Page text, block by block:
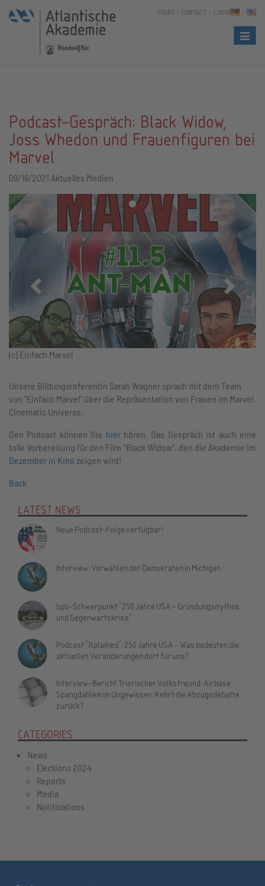
START CONTACT LOGIN
Podcast-Gespräch: Black Widow,
Joss Whedon und Frauenfiguren bei
Marvel
09/16/2021 Aktuelles Medien
(c) Einfach Marvel
Zurück Vor
Unsere Bildungsreferentin Sarah Wagner sprach mit dem Team
von "Einfach Marvel" über die Repräsentation von Frauen im Marvel
Cinematic Universe.
Den Podcast können Sie hierhören. Das Gespräch ist auch eine
tolle Vorbereitung für den Film "Black Widow", den die Akademie im
Dezember in Kino zeigen wird!
Back
LATEST NEWS
Neue Podcast-Folge verfügbar!
Interview: Vorwahlen der Demokraten in Michigan
bpb-Schwerpunkt "250 Jahre USA – Gründungsmythos
und Gegenwartskrise"
Podcast "Xplained": 250 Jahre USA – Was bedeuten die
aktuellen Veränderungen dort für uns?
Interview-Bericht Trierischer Volksfreund: Airbase
Spangdahlem im Ungewissen: Kehrt die Abzugsdebatte
zurück?
CATEGORIES
News
Elections 2024
Reports
Media
Notifications